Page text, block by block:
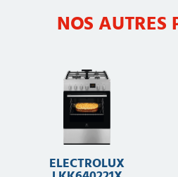
NOS AUTRES
ELECTROLUX